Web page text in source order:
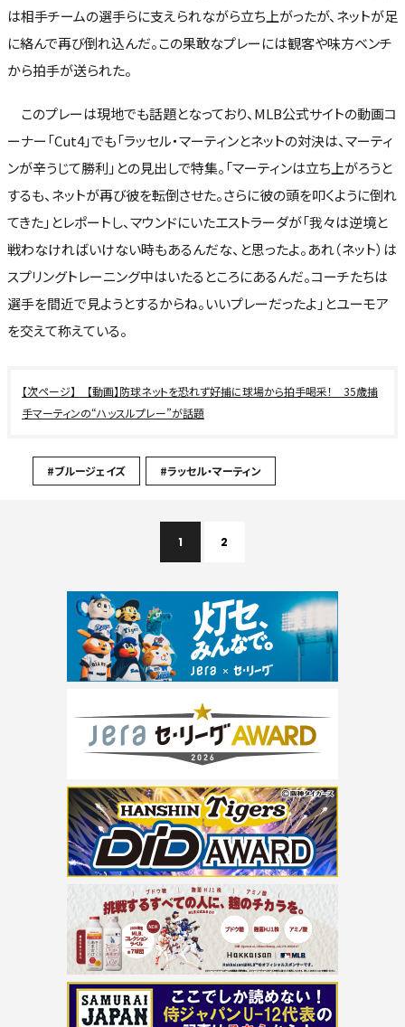
は相手チームの選手らに支えられながら立ち上がったが、ネットが足
に絡んで再び倒れ込んだ。この果敢なプレーには観客や味方ベンチ
から拍手が送られた。
このプレーは現地でも話題となっており、MLB公式サイトの動画コ
ーナー「Cut4」でも「ラッセル・マーティンとネットの対決は、マーティ
ンが辛うじて勝利」との見出しで特集。「マーティンは立ち上がろうと
するも、ネットが再び彼を転倒させた。さらに彼の頭を叩くように倒れ
てきた」とレポートし、マウンドにいたエストラーダが「我々は逆境と
戦わなければいけない時もあるんだな、と思ったよ。あれ（ネット）は
スプリングトレーニング中はいたるところにあるんだ。コーチたちは
選手を間近で見ようとするからね。いいプレーだったよ」とユーモア
を交えて称えている。
【動画】防球ネットを恐れず好捕に球場から拍手喝采！ 35歳捕
手マーティンの“ハッスルプレー”が話題
#ブルージェイズ #ラッセル・マーティン
1 2